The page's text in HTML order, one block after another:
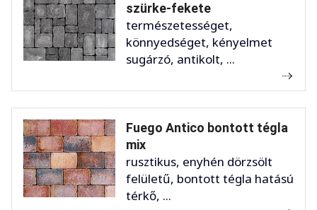
szürke-fekete
természetességet,
könnyedséget, kényelmet
sugárzó, antikolt, ...
Fuego Antico bontott tégla
mix
rusztikus, enyhén dörzsölt
felületű, bontott tégla hatású
térkő, ...